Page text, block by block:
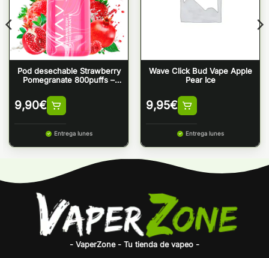
Pod desechable Strawberry
Pomegranate 800puffs –
9,90€
Entrega lunes
Wave Click Bud Vape Apple
Pear Ice
9,95€
Entrega lunes
- VaperZone - Tu tienda de vapeo -